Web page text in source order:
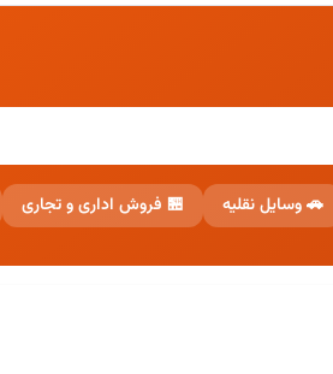
🚗 وسایل نقلیه 🏪 فروش اداری و تجاری